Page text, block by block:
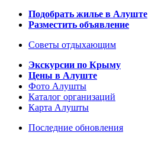
Подобрать жилье в Алуште
Разместить объявление
Советы отдыхающим
Экскурсии по Крыму
Цены в Алуште
Фото Алушты
Каталог организаций
Карта Алушты
Последние обновления